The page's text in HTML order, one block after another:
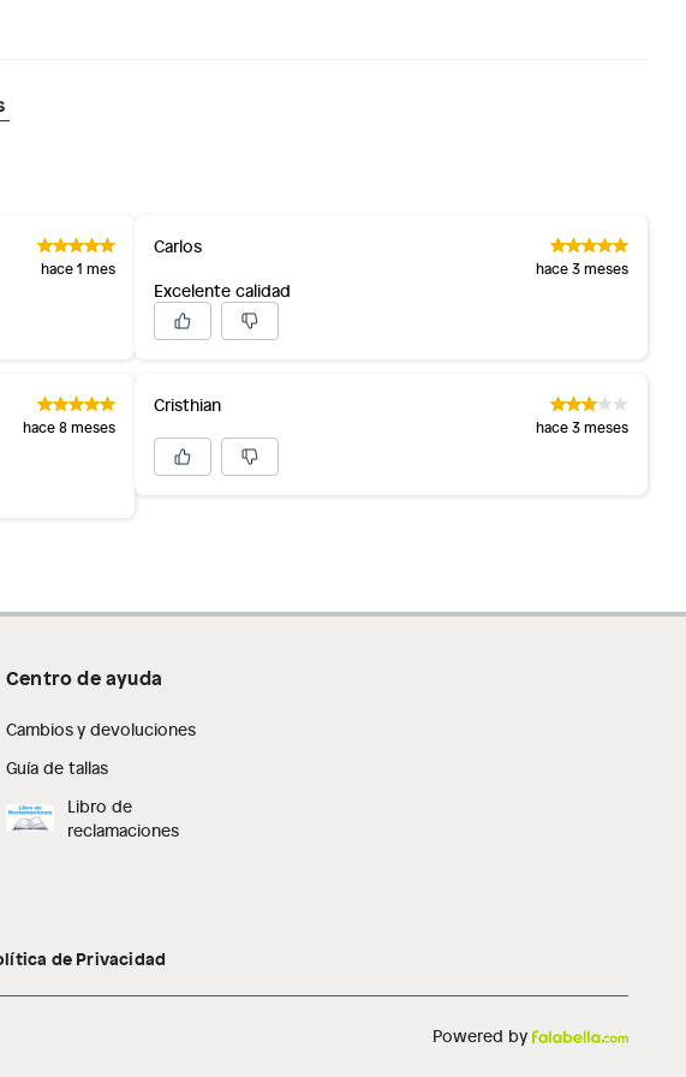
hace 1 mes
hace 8 meses
Carlos
hace 3 meses
Excelente calidad
Cristhian
hace 3 meses
Centro de ayuda
Cambios y devoluciones
Guía de tallas
Libro de
reclamaciones
de Privacidad
Powered by